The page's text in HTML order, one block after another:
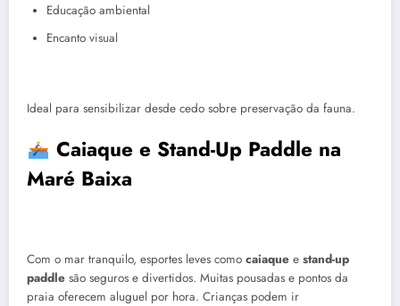
Educação ambiental
Encanto visual
Ideal para sensibilizar desde cedo sobre preservação da fauna.
Caiaque e Stand-Up Paddle na
Maré Baixa
Com o mar tranquilo, esportes leves como caiaque e stand-up
paddle são seguros e divertidos. Muitas pousadas e pontos da
praia oferecem aluguel por hora. Crianças podem ir